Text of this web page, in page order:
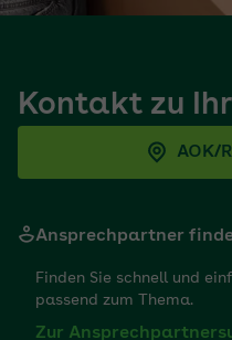
Kontakt zu
AOK/
Ansprechpartner
Finden Sie schnell und
passend zum Thema.
Zur